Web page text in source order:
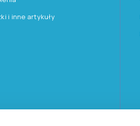
i inne artykuły